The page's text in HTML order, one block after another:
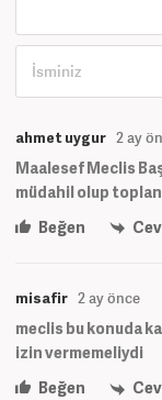
ahmet uygur 2 ay
Maalesef Meclis
müdahil olup
Beğen
misafir 2 ay önce
meclis bu konuda
izin vermemeliydi
Beğen